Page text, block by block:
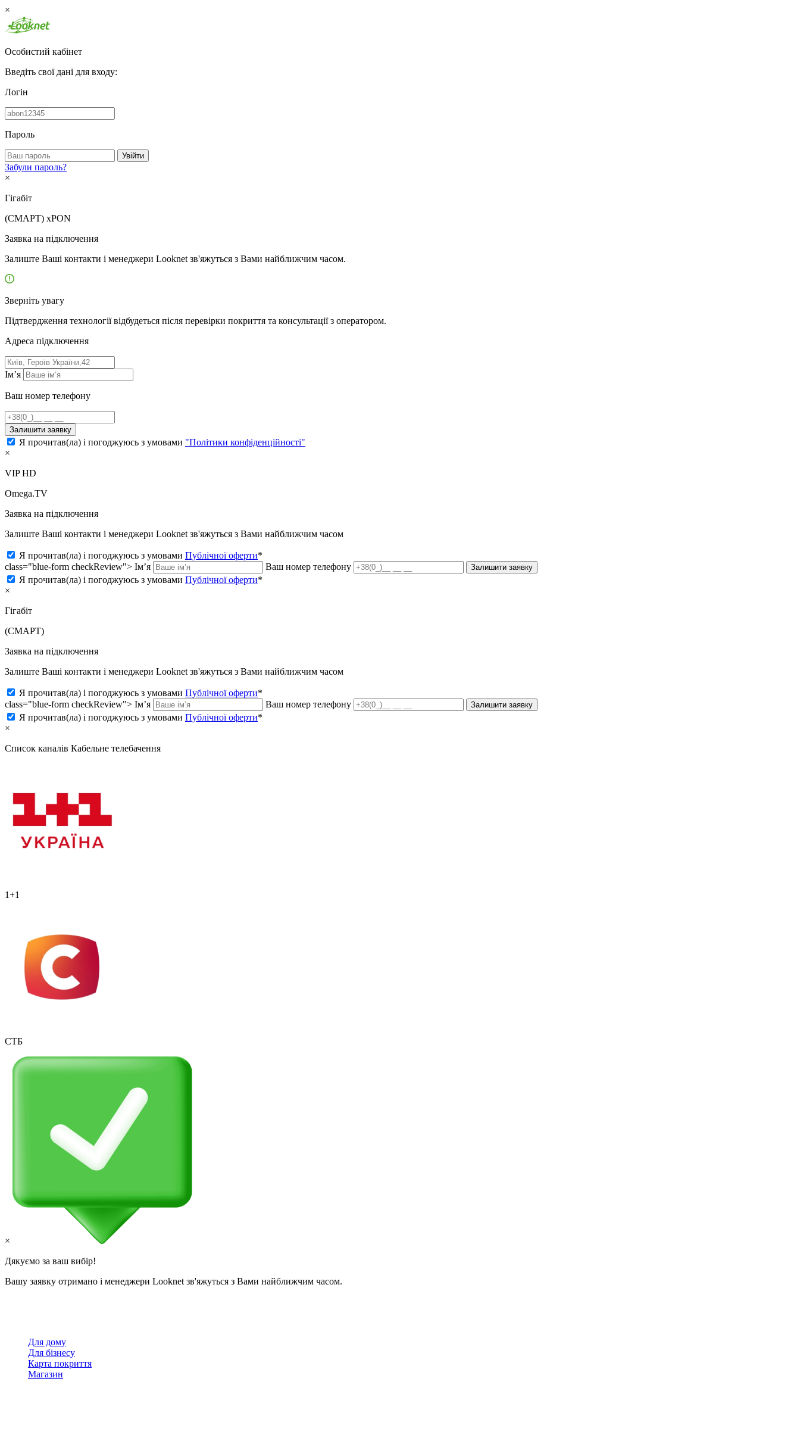
×
Особистий кабінет
Введіть свої дані для входу:
Логін
Пароль
Увійти
Забули пароль?
×
Гігабіт
(СМАРТ) xPON
Заявка на підключення
Залиште Ваші контакти і менеджери Looknet зв'яжуться з Вами найближчим часом.
Зверніть увагу
Підтвердження технології відбудеться після перевірки покриття та консультації з оператором.
Адресa підключення
Ім’я
Ваш номер телефону
Залишити заявку
Я прочитав(ла) і погоджуюсь з умовами "Політики конфіденційності"
×
VIP HD
Omega.TV
Заявка на підключення
Залиште Ваші контакти і менеджери Looknet зв'яжуться з Вами найближчим часом
Я прочитав(ла) і погоджуюсь з умовами Публічної оферти*
class="blue-form checkReview"> Ім’я Ваш номер телефону Залишити заявку
Я прочитав(ла) і погоджуюсь з умовами Публічної оферти*
×
Гігабіт
(СМАРТ)
Заявка на підключення
Залиште Ваші контакти і менеджери Looknet зв'яжуться з Вами найближчим часом
Я прочитав(ла) і погоджуюсь з умовами Публічної оферти*
class="blue-form checkReview"> Ім’я Ваш номер телефону Залишити заявку
Я прочитав(ла) і погоджуюсь з умовами Публічної оферти*
×
Список каналів Кабельне телебачення
1+1
СТБ
×
Дякуємо за ваш вибір!
Вашу заявку отримано і менеджери Looknet зв'яжуться з Вами найближчим часом.
Для дому
Для бізнесу
Карта покриття
Магазин